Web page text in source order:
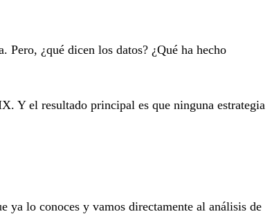
¿qué dicen los datos? ¿Qué ha hecho
Y el resultado principal es que ninguna estrategia
ya lo conoces y vamos directamente al análisis de